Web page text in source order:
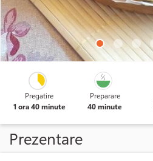
Pregatire
1 ora 40 minute
Preparare
40 minute
Prezentare